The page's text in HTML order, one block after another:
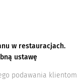
w restauracjach.
ustawę
podawania klientom